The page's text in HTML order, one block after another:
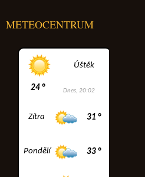
METEOCENTRUM